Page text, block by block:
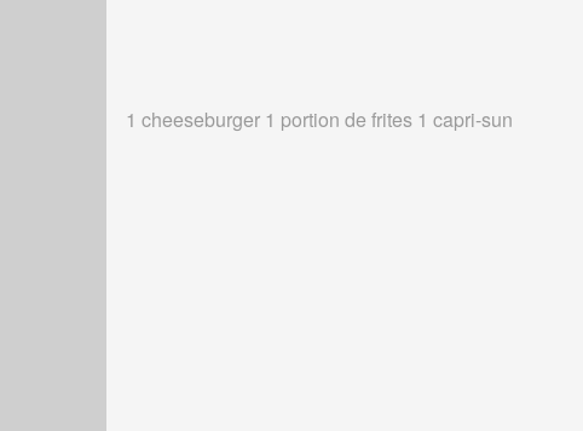
1 cheeseburger 1 portion de frites 1 capri-sun